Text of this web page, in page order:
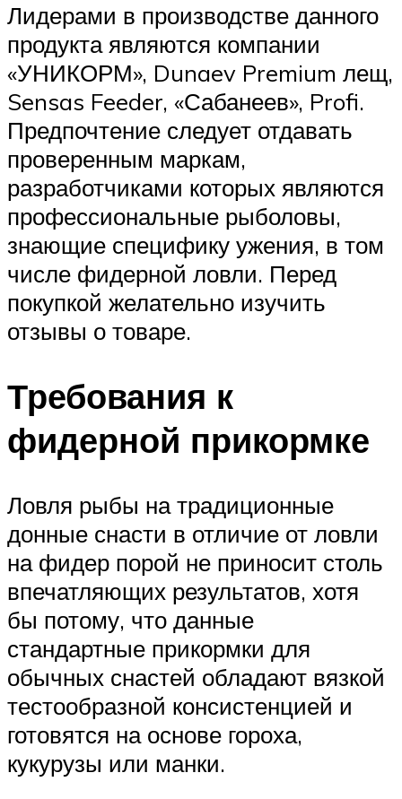
Лидерами в производстве данного
продукта являются компании
«УНИКОРМ», Dunaev Premium лещ,
Sensas Feeder, «Сабанеев», Profi.
Предпочтение следует отдавать
проверенным маркам,
разработчиками которых являются
профессиональные рыболовы,
знающие специфику ужения, в том
числе фидерной ловли. Перед
покупкой желательно изучить
отзывы о товаре.
Требования к
фидерной прикормке
Ловля рыбы на традиционные
донные снасти в отличие от ловли
на фидер порой не приносит столь
впечатляющих результатов, хотя
бы потому, что данные
стандартные прикормки для
обычных снастей обладают вязкой
тестообразной консистенцией и
готовятся на основе гороха,
кукурузы или манки.